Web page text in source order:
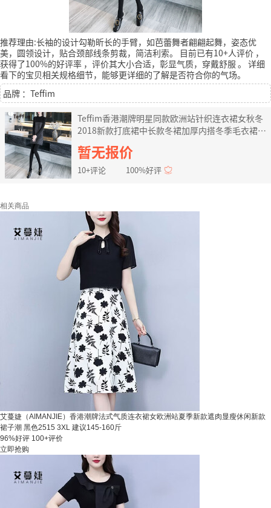
推荐理由:长袖的设计勾勒昕长的手臂，如芭蕾舞者翩翩起舞，姿态优
美，圆领设计，贴合颈部线条剪裁，简洁利索。
目前已有10+人评价 ，
获得了100%的好评率 ，评价其大小合适，彰显气质，穿戴舒服 。 详细
看下的宝贝相关规格细节，能够更详细的了解是否符合你的气场。
品牌 ：Teffim
Teffim香港潮牌明星同款欧洲站针织连衣裙女秋冬
2018新款打底裙中长款冬裙加厚内搭冬季毛衣裙子
如图色 M
暂无报价
10+评论 100%好评
相关商品
艾蔓婕（AIMANJIE）香港潮牌法式气质连衣裙女欧洲站夏季新款遮肉显瘦休闲新款
裙子潮 黑色2515 3XL 建议145-160斤
96%好评 100+评价
立即抢购